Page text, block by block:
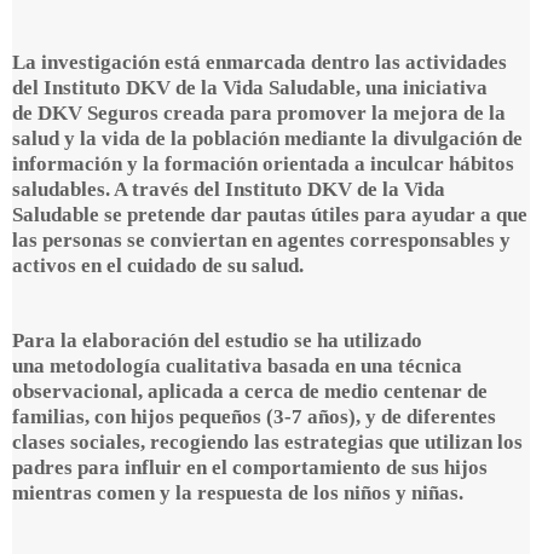
La investigación está enmarcada dentro las actividades
del Instituto DKV de la Vida Saludable, una iniciativa
de DKV Seguros creada para promover la mejora de la
salud y la vida de la población mediante la divulgación de
información y la formación orientada a inculcar hábitos
saludables. A través del Instituto DKV de la Vida
Saludable se pretende dar pautas útiles para ayudar a que
las personas se conviertan en agentes corresponsables y
activos en el cuidado de su salud.
Para la elaboración del estudio se ha utilizado
una metodología cualitativa basada en una técnica
observacional, aplicada a cerca de medio centenar de
familias, con hijos pequeños (3-7 años), y de diferentes
clases sociales, recogiendo las estrategias que utilizan los
padres para influir en el comportamiento de sus hijos
mientras comen y la respuesta de los niños y niñas.